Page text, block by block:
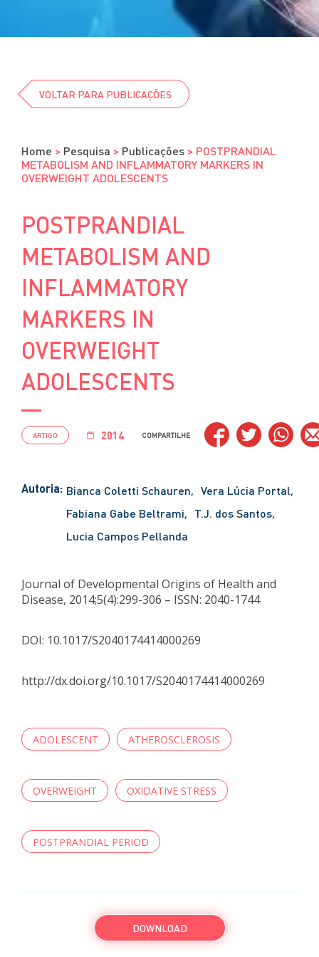
VOLTAR PARA PUBLICAÇÕES
Home > Pesquisa > Publicações > POSTPRANDIAL
METABOLISM AND INFLAMMATORY MARKERS IN
OVERWEIGHT ADOLESCENTS
POSTPRANDIAL
METABOLISM AND
INFLAMMATORY
MARKERS IN
OVERWEIGHT
ADOLESCENTS
ARTIGO 2014 COMPARTILHE
Autoria: Bianca Coletti Schauren
Vera Lúcia Portal
Fabiana Gabe Beltrami
T.J. dos Santos
Lucia Campos Pellanda
Journal of Developmental Origins of Health and
Disease, 2014;5(4):299-306 – ISSN: 2040-1744
DOI: 10.1017/S2040174414000269
http://dx.doi.org/10.1017/S2040174414000269
ADOLESCENT ATHEROSCLEROSIS
OVERWEIGHT OXIDATIVE STRESS
POSTPRANDIAL PERIOD
DOWNLOAD